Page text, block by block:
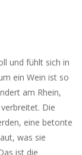
und fühlt sich in
ein Wein ist so
am Rhein,
Die
eine betonte
was sie
ist die